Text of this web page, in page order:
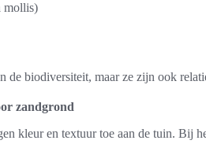
mollis)
de biodiversiteit, maar ze zijn ook
zandgrond
kleur en textuur toe aan de tuin. Bij